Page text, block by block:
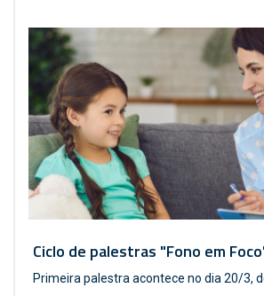
Ciclo de palestras "Fono em
Primeira palestra acontece no dia 20/3,